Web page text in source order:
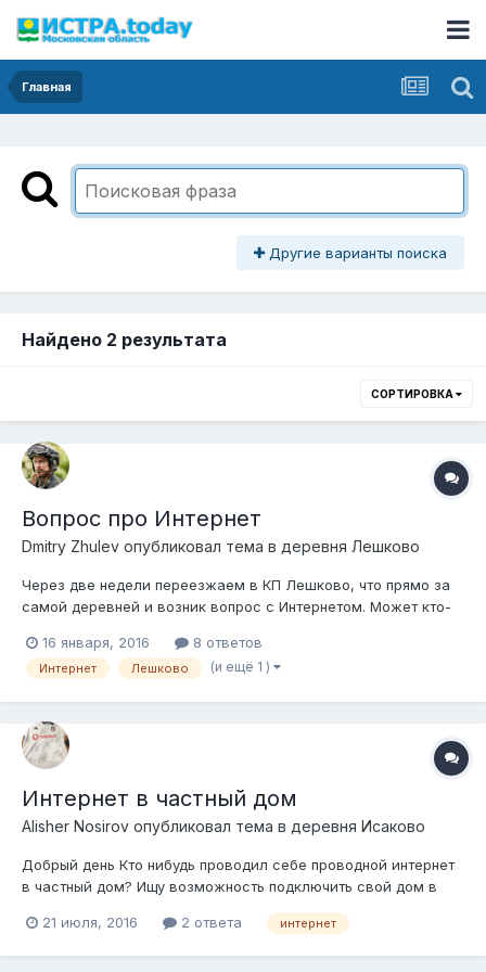
Главная
Другие варианты поиска
Найдено 2 результата
СОРТИРОВКА
Вопрос про Интернет
Dmitry Zhulev опубликовал тема в деревня Лешково
Через две недели переезжаем в КП Лешково, что прямо за
самой деревней и возник вопрос с Интернетом. Может кто-
Yota покрытие 4G в этом районе? Любая информация будет
полезна. Кто чем пользуется?
16 января, 2016 8 ответов
Интернет Лешково (и ещё 1 )
Интернет в частный дом
Alisher Nosirov опубликовал тема в деревня Исаково
Добрый день Кто нибудь проводил себе проводной интернет
в частный дом? Ищу возможность подключить свой дом в
21 июля, 2016
2 ответа интернет